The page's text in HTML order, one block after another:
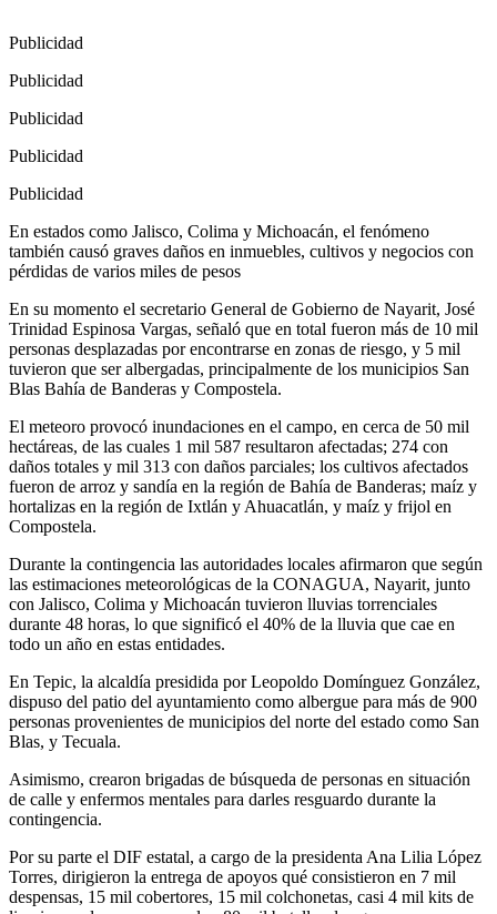
Publicidad
Publicidad
Publicidad
Publicidad
Publicidad
En estados como Jalisco, Colima y Michoacán, el fenómeno
también causó graves daños en inmuebles, cultivos y negocios con
pérdidas de varios miles de pesos
En su momento el secretario General de Gobierno de Nayarit, José
Trinidad Espinosa Vargas, señaló que en total fueron más de 10 mil
personas desplazadas por encontrarse en zonas de riesgo, y 5 mil
tuvieron que ser albergadas, principalmente de los municipios San
Blas Bahía de Banderas y Compostela.
El meteoro provocó inundaciones en el campo, en cerca de 50 mil
hectáreas, de las cuales 1 mil 587 resultaron afectadas; 274 con
daños totales y mil 313 con daños parciales; los cultivos afectados
fueron de arroz y sandía en la región de Bahía de Banderas; maíz y
hortalizas en la región de Ixtlán y Ahuacatlán, y maíz y frijol en
Compostela.
Durante la contingencia las autoridades locales afirmaron que según
las estimaciones meteorológicas de la CONAGUA, Nayarit, junto
con Jalisco, Colima y Michoacán tuvieron lluvias torrenciales
durante 48 horas, lo que significó el 40% de la lluvia que cae en
todo un año en estas entidades.
En Tepic, la alcaldía presidida por Leopoldo Domínguez González,
dispuso del patio del ayuntamiento como albergue para más de 900
personas provenientes de municipios del norte del estado como San
Blas, y Tecuala.
Asimismo, crearon brigadas de búsqueda de personas en situación
de calle y enfermos mentales para darles resguardo durante la
contingencia.
Por su parte el DIF estatal, a cargo de la presidenta Ana Lilia López
Torres, dirigieron la entrega de apoyos qué consistieron en 7 mil
despensas, 15 mil cobertores, 15 mil colchonetas, casi 4 mil kits de